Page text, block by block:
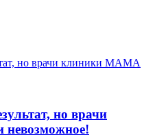
но врачи